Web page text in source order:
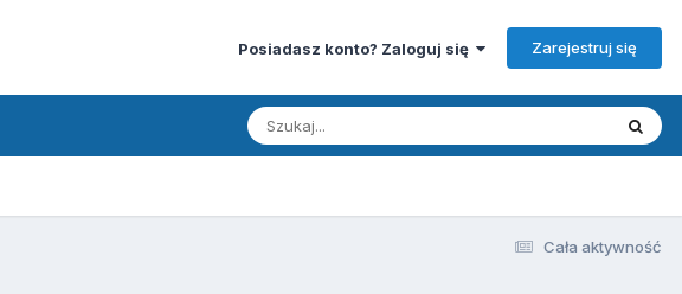
Posiadasz konto? Zaloguj się Zarejestruj się
Cała aktywność